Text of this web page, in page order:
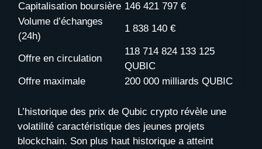
Capitalisation boursière 146 421 797 €
Volume d’échanges
(24h)
1 838 140 €
Offre en circulation
118 714 824 133 125
QUBIC
Offre maximale
200 000 milliards QUBIC
L’historique des prix de Qubic crypto révèle une
volatilité caractéristique des jeunes projets
blockchain. Son plus haut historique a atteint